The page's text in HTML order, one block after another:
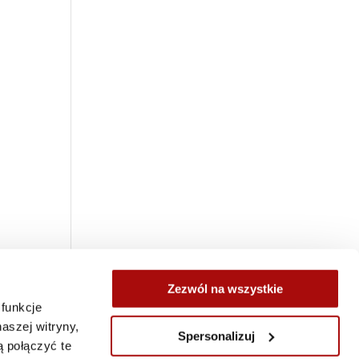
witryny,
połączyć te
Zezwól na wszystkie
Spersonalizuj